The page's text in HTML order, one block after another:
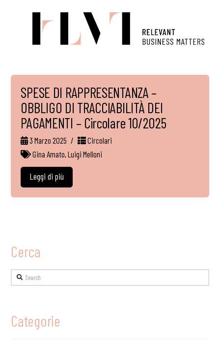
SPESE DI RAPPRESENTANZA –
OBBLIGO DI TRACCIABILITÀ DEI
PAGAMENTI – Circolare 10/2025
3 Marzo 2025
Circolari
Gina Amato,Luigi Melloni
Leggi di più
Cerca
Search
Categorie